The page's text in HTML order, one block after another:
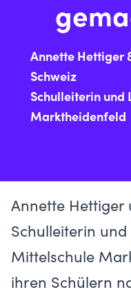
Annette Hettiger
Schweiz
Schulleiterin und
Marktheidenfeld
Annette Hettiger
Schulleiterin
Mittelschule
ihren Schülern